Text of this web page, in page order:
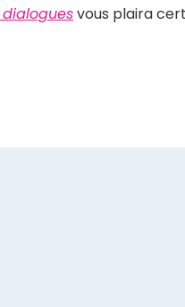
vous plaira